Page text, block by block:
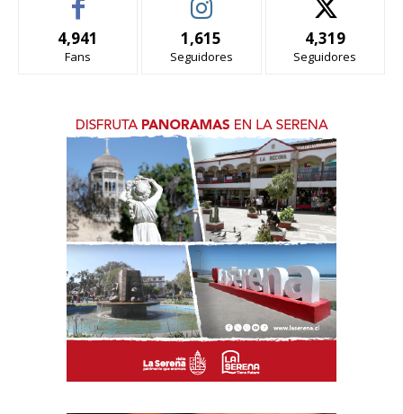
4,941
Fans
1,615
Seguidores
4,319
Seguidores